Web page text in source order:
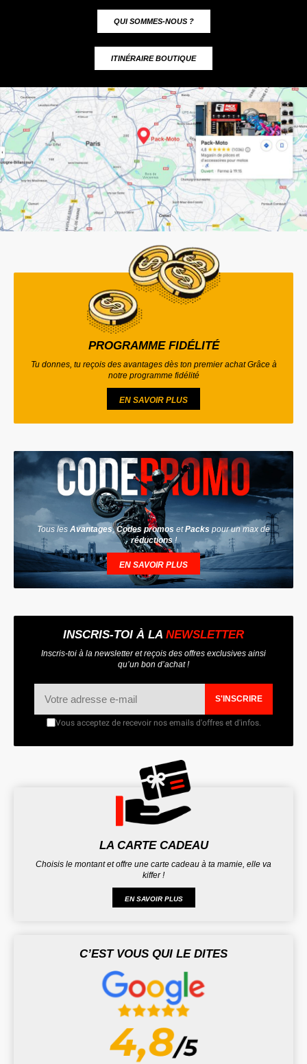
QUI SOMMES-NOUS ?
ITINÉRAIRE BOUTIQUE
PROGRAMME FIDÉLITÉ
Tu donnes, tu reçois des avantages dès ton premier achat Grâce à
notre programme fidélité
EN SAVOIR PLUS
Tous les Avantages,Codes promos etPacks pour un max de
réductions !
EN SAVOIR PLUS
INSCRIS-TOI À LA NEWSLETTER
Inscris-toi à la newsletter et reçois des offres exclusives ainsi
qu’un bon d’achat !
S'INSCRIRE
Vous acceptez de recevoir nos emails d'offres et d'infos.
LA CARTE CADEAU
Choisis le montant et offre une carte cadeau à ta mamie, elle va
kiffer !
EN SAVOIR PLUS
C’EST VOUS QUI LE DITES